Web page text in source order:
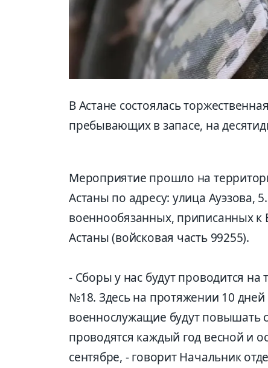
В Астане состоялась
пребывающих в запасе, на
Мероприятие прошло на
Астаны по адресу: улица Ауэзова,
военнообязанных, приписанных к
Астаны (войсковая часть 99255).
- Сборы у нас будут проводится
№18. Здесь на протяжении 10 дней
военнослужащие будут повышать
проводятся каждый год весной и
сентябре, - говорит Начальник